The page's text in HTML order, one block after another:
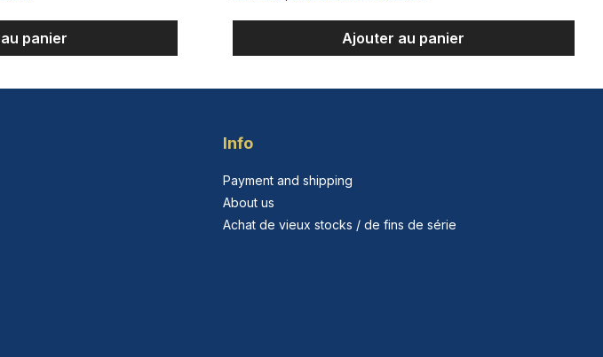
panier Ajouter au panier
Info
Payment and shipping
About us
Achat de vieux stocks / de fins de série